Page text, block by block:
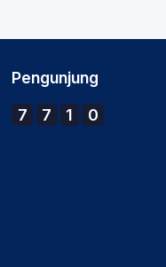
Pengunjung
7 7 1 0